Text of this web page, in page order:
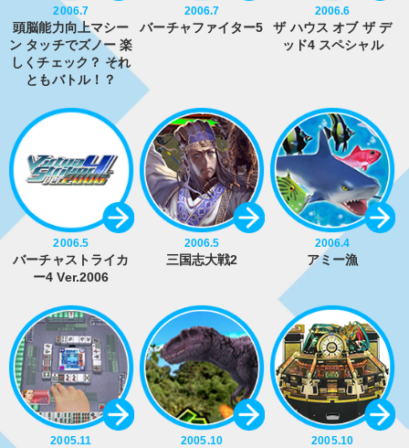
2006.7
頭脳能力向上マシー
ン タッチでズノー 楽
しくチェック？ それ
ともバトル！？
2006.7
バーチャファイター5
2006.6
ザ ハウス オブ ザ デ
ッド4 スペシャル
2006.5
バーチャストライカ
ー4 Ver.2006
2006.5
三国志大戦2
2006.4
アミー漁
2005.11 2005.10 2005.10